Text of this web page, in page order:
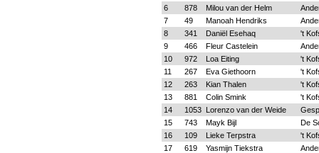
6
878 Milou van der Helm
7
49 Manoah Hendriks
8
341 Daniël Esehaq
't
9
466 Fleur Castelein
10
972 Loa Eiting
't
11
267 Eva Giethoorn
't
12
263 Kian Thalen
't
13
881 Colin Smink
't
14
1053 Lorenzo van der Weide
15
743 Mayk Bijl
De
16
109 Lieke Terpstra
't
17
619 Yasmijn Tiekstra